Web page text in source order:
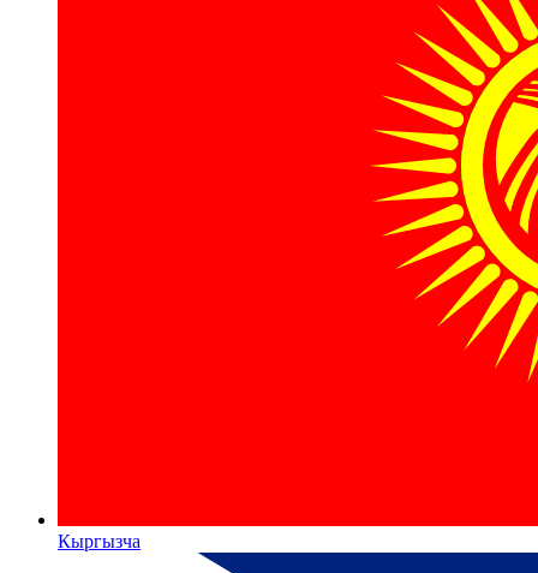
Кыргызча